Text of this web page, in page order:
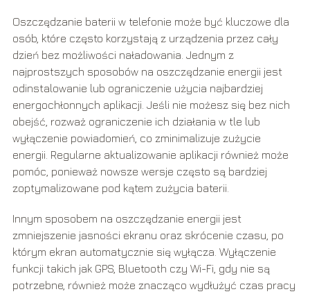
Oszczędzanie baterii w telefonie może być kluczowe dla
osób, które często korzystają z urządzenia przez cały
dzień bez możliwości naładowania. Jednym z
najprostszych sposobów na oszczędzanie energii jest
odinstalowanie lub ograniczenie użycia najbardziej
energochłonnych aplikacji. Jeśli nie możesz się bez nich
obejść, rozważ ograniczenie ich działania w tle lub
wyłączenie powiadomień, co zminimalizuje zużycie
energii. Regularne aktualizowanie aplikacji również może
pomóc, ponieważ nowsze wersje często są bardziej
zoptymalizowane pod kątem zużycia baterii.
Innym sposobem na oszczędzanie energii jest
zmniejszenie jasności ekranu oraz skrócenie czasu, po
którym ekran automatycznie się wyłącza. Wyłączenie
funkcji takich jak GPS, Bluetooth czy Wi-Fi, gdy nie są
potrzebne, również może znacząco wydłużyć czas pracy